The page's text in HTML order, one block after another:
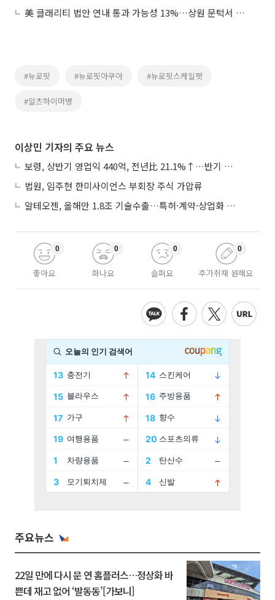
美 클래리티 법안 연내 통과 가능성 13%…상원 문턱서 제동
#뉴로핏 #뉴로핏아쿠아 #뉴로핏스케일펫
#알츠하이머병
이상민 기자의 주요 뉴스
보령, 상반기 영업익 440억, 전년比 21.1%↑…반기 역대 최대
법원, 임주현 한미사이언스 부회장 주식 가압류
알테오젠, 올해만 1.8조 기술수출…특허·계약·상업화 ‘삼박자’
좋아요
0
화나요
0
슬퍼요
0
추가취재 원해요
0
주요뉴스
22일 만에 다시 문 연 홈플러스…정상화 바
쁜데 재고 없어 ‘발동동’[가보니]